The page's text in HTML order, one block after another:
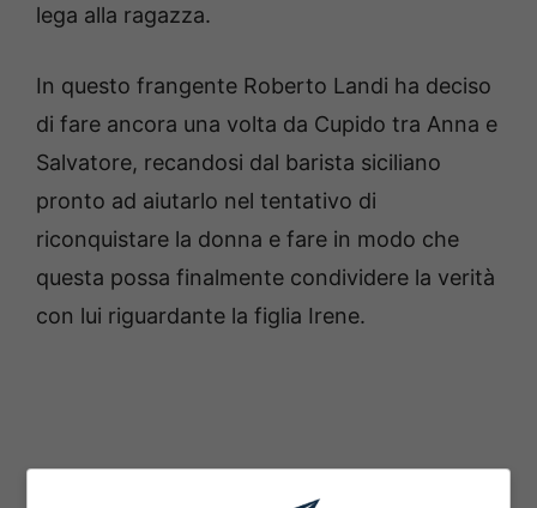
lega alla ragazza.
In questo frangente Roberto Landi ha deciso
di fare ancora una volta da Cupido tra Anna e
Salvatore, recandosi dal barista siciliano
pronto ad aiutarlo nel tentativo di
riconquistare la donna e fare in modo che
questa possa finalmente condividere la verità
con lui riguardante la figlia Irene.